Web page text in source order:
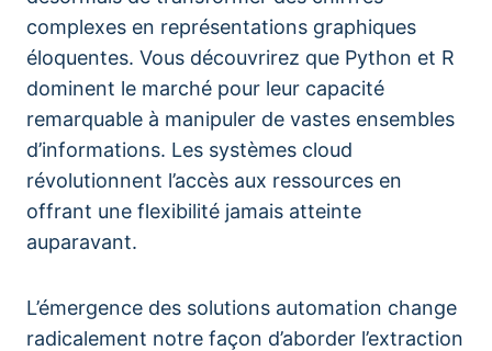
complexes en représentations graphiques
éloquentes. Vous découvrirez que Python et R
dominent le marché pour leur capacité
remarquable à manipuler de vastes ensembles
d’informations. Les systèmes cloud
révolutionnent l’accès aux ressources en
offrant une flexibilité jamais atteinte
auparavant.
L’émergence des solutions automation change
radicalement notre façon d’aborder l’extraction